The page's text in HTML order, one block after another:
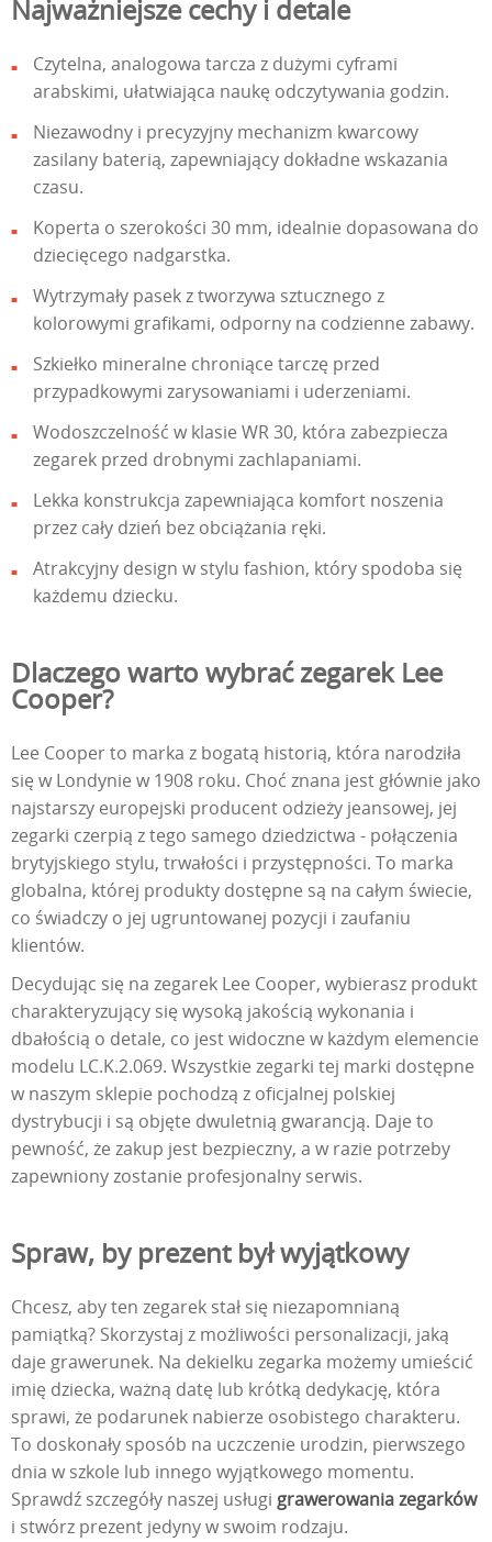
Najważniejsze cechy i detale
Czytelna, analogowa tarcza z dużymi cyframi
arabskimi, ułatwiająca naukę odczytywania godzin.
Niezawodny i precyzyjny mechanizm kwarcowy
zasilany baterią, zapewniający dokładne wskazania
czasu.
Koperta o szerokości 30 mm, idealnie dopasowana do
dziecięcego nadgarstka.
Wytrzymały pasek z tworzywa sztucznego z
kolorowymi grafikami, odporny na codzienne zabawy.
Szkiełko mineralne chroniące tarczę przed
przypadkowymi zarysowaniami i uderzeniami.
Wodoszczelność w klasie WR 30, która zabezpiecza
zegarek przed drobnymi zachlapaniami.
Lekka konstrukcja zapewniająca komfort noszenia
przez cały dzień bez obciążania ręki.
Atrakcyjny design w stylu fashion, który spodoba się
każdemu dziecku.
Dlaczego warto wybrać zegarek Lee
Cooper?
Lee Cooper to marka z bogatą historią, która narodziła
się w Londynie w 1908 roku. Choć znana jest głównie jako
najstarszy europejski producent odzieży jeansowej, jej
zegarki czerpią z tego samego dziedzictwa - połączenia
brytyjskiego stylu, trwałości i przystępności. To marka
globalna, której produkty dostępne są na całym świecie,
co świadczy o jej ugruntowanej pozycji i zaufaniu
klientów.
Decydując się na zegarek Lee Cooper, wybierasz produkt
charakteryzujący się wysoką jakością wykonania i
dbałością o detale, co jest widoczne w każdym elemencie
modelu LC.K.2.069. Wszystkie zegarki tej marki dostępne
w naszym sklepie pochodzą z oficjalnej polskiej
dystrybucji i są objęte dwuletnią gwarancją. Daje to
pewność, że zakup jest bezpieczny, a w razie potrzeby
zapewniony zostanie profesjonalny serwis.
Spraw, by prezent był wyjątkowy
Chcesz, aby ten zegarek stał się niezapomnianą
pamiątką? Skorzystaj z możliwości personalizacji, jaką
daje grawerunek. Na dekielku zegarka możemy umieścić
imię dziecka, ważną datę lub krótką dedykację, która
sprawi, że podarunek nabierze osobistego charakteru.
To doskonały sposób na uczczenie urodzin, pierwszego
dnia w szkole lub innego wyjątkowego momentu.
Sprawdź szczegóły naszej usługi grawerowania zegarków
i stwórz prezent jedyny w swoim rodzaju.